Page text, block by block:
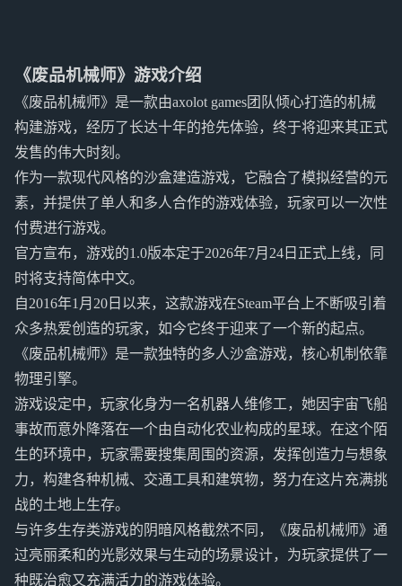
《废品机械师》游戏介绍
《废品机械师》是一款由axolot games团队倾心打造的机械
构建游戏，经历了长达十年的抢先体验，终于将迎来其正式
发售的伟大时刻。
作为一款现代风格的沙盒建造游戏，它融合了模拟经营的元
素，并提供了单人和多人合作的游戏体验，玩家可以一次性
付费进行游戏。
官方宣布，游戏的1.0版本定于2026年7月24日正式上线，同
时将支持简体中文。
自2016年1月20日以来，这款游戏在Steam平台上不断吸引着
众多热爱创造的玩家，如今它终于迎来了一个新的起点。
《废品机械师》是一款独特的多人沙盒游戏，核心机制依靠
物理引擎。
游戏设定中，玩家化身为一名机器人维修工，她因宇宙飞船
事故而意外降落在一个由自动化农业构成的星球。在这个陌
生的环境中，玩家需要搜集周围的资源，发挥创造力与想象
力，构建各种机械、交通工具和建筑物，努力在这片充满挑
战的土地上生存。
与许多生存类游戏的阴暗风格截然不同，《废品机械师》通
过亮丽柔和的光影效果与生动的场景设计，为玩家提供了一
种既治愈又充满活力的游戏体验。